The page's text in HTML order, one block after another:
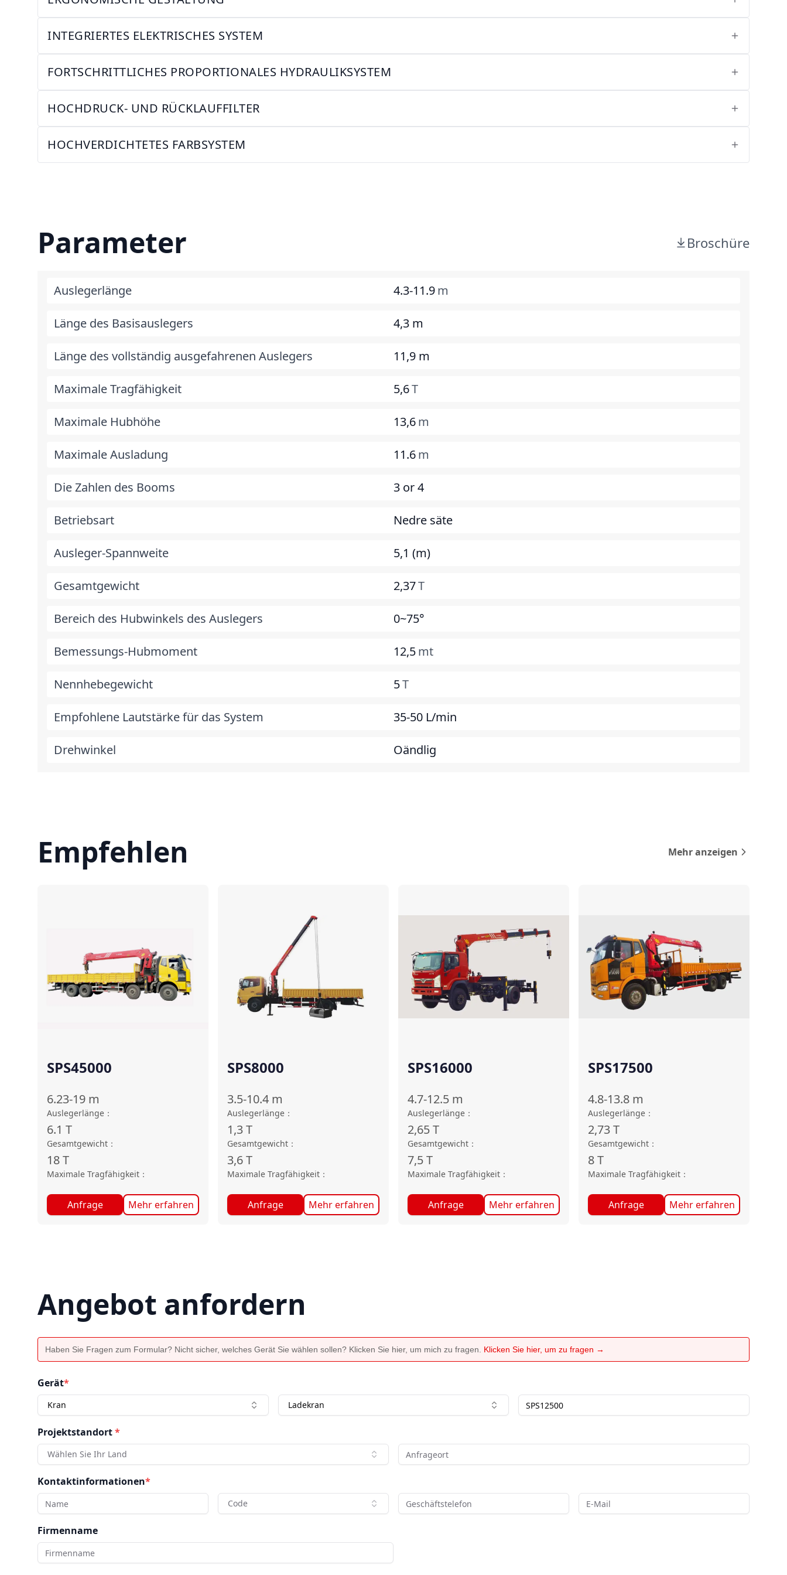
INTEGRIERTES ELEKTRISCHES SYSTEM
FORTSCHRITTLICHES PROPORTIONALES HYDRAULIKSYSTEM
HOCHDRUCK- UND RÜCKLAUFFILTER
HOCHVERDICHTETES FARBSYSTEM
Parameter Broschüre
Auslegerlänge 4.3-11.9m
Länge des Basisauslegers 4,3 m
Länge des vollständig ausgefahrenen Auslegers 11,9 m
Maximale Tragfähigkeit 5,6T
Maximale Hubhöhe 13,6m
Maximale Ausladung 11.6m
Die Zahlen des Booms 3 or 4
Betriebsart Nedre säte
Ausleger-Spannweite 5,1 (m)
Gesamtgewicht 2,37T
Bereich des Hubwinkels des Auslegers 0~75°
Bemessungs-Hubmoment 12,5mt
Nennhebegewicht 5T
Empfohlene Lautstärke für das System 35-50 L/min
Drehwinkel Oändlig
Empfehlen Mehr anzeigen
SPS45000
6.23-19 m
Auslegerlänge ：
6.1 T
Gesamtgewicht ：
18T
Maximale Tragfähigkeit ：
Anfrage Mehr erfahren
SPS8000
3.5-10.4 m
Auslegerlänge ：
1,3T
Gesamtgewicht ：
3,6T
Maximale Tragfähigkeit ：
Anfrage Mehr erfahren
SPS16000
4.7-12.5 m
Auslegerlänge ：
2,65T
Gesamtgewicht ：
7,5T
Maximale Tragfähigkeit ：
Anfrage Mehr erfahren
SPS17500
4.8-13.8 m
Auslegerlänge ：
2,73T
Gesamtgewicht ：
8T
Maximale Tragfähigkeit ：
Anfrage Mehr erfahren
Angebot anfordern
Haben Sie Fragen zum Formular? Nicht sicher, welches Gerät Sie wählen sollen? Klicken Sie hier, um mich zu fragen. Klicken Sie hier, um zu fragen →
Gerät*
Kran Ladekran
Projektstandort*
Wählen Sie Ihr Land
Kontaktinformationen*
Code
Firmenname